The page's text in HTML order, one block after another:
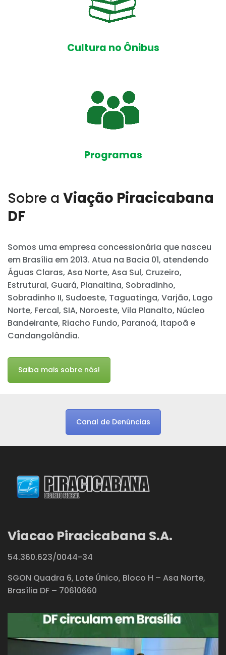
Cultura no Ônibus
Programas
Sobre a Viação Piracicabana
DF
Somos uma empresa concessionária que nasceu
em Brasília em 2013. Atua na Bacia 01, atendendo
Águas Claras, Asa Norte, Asa Sul, Cruzeiro,
Estrutural, Guará, Planaltina, Sobradinho,
Sobradinho II, Sudoeste, Taguatinga, Varjão, Lago
Norte, Fercal, SIA, Noroeste, Vila Planalto, Núcleo
Bandeirante, Riacho Fundo, Paranoá, Itapoã e
Candangolândia.
Saiba mais sobre nós!
Canal de Denúncias
Viacao Piracicabana S.A.
54.360.623/0044-34
SGON Quadra 6, Lote Único, Bloco H – Asa Norte,
Brasília DF – 70610660